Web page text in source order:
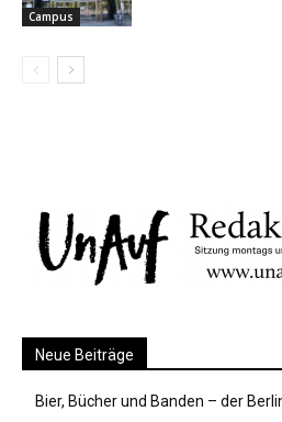
Campus
Neue Beiträge
Bier, Bücher und Banden – der